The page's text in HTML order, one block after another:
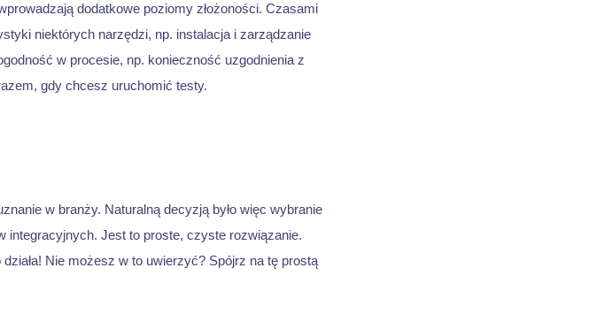
dodatkowe poziomy złożoności. Czasami
niektórych narzędzi, np. instalacja i zarządzanie
w procesie, np. konieczność uzgodnienia z
gdy chcesz uruchomić testy.
w branży. Naturalną decyzją było więc wybranie
integracyjnych. Jest to proste, czyste rozwiązanie.
Nie możesz w to uwierzyć? Spójrz na tę prostą